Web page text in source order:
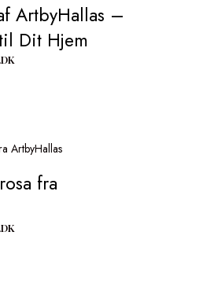
ArtbyHallas –
Dit Hjem
fra